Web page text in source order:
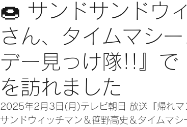
🍩 サンドサンドウ
さん、タイムマシ
デー見っけ隊!!』で
を訪れました
2025年2月3日(月)テレビ朝日 放送『帰れマ
サンドウィッチマン＆笹野高史＆タイムマ